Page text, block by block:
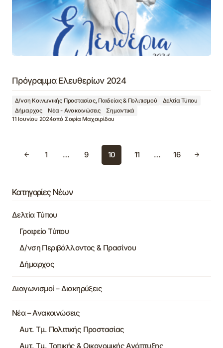
Πρόγραμμα Ελευθερίων 2024
Δ/νση Κοινωνικής Προστασίας, Παιδείας & Πολιτισμού
Δελτία Τύπου
Δήμαρχος
Νέα - Ανακοινώσεις
Σημαντικά
11 Ιουνίου 2024από Σοφία Μαχαιρίδου
1 … 9 10 11 … 16
Κατηγορίες Νέων
Δελτία Τύπου
Γραφείο Τύπου
Δ/νση Περιβάλλοντος & Πρασίνου
Δήμαρχος
Διαγωνισμοί – Διακηρύξεις
Νέα – Ανακοινώσεις
Αυτ. Τμ. Πολιτικής Προστασίας
Αυτ. Τμ. Τοπικής & Οικονομικής Ανάπτυξης